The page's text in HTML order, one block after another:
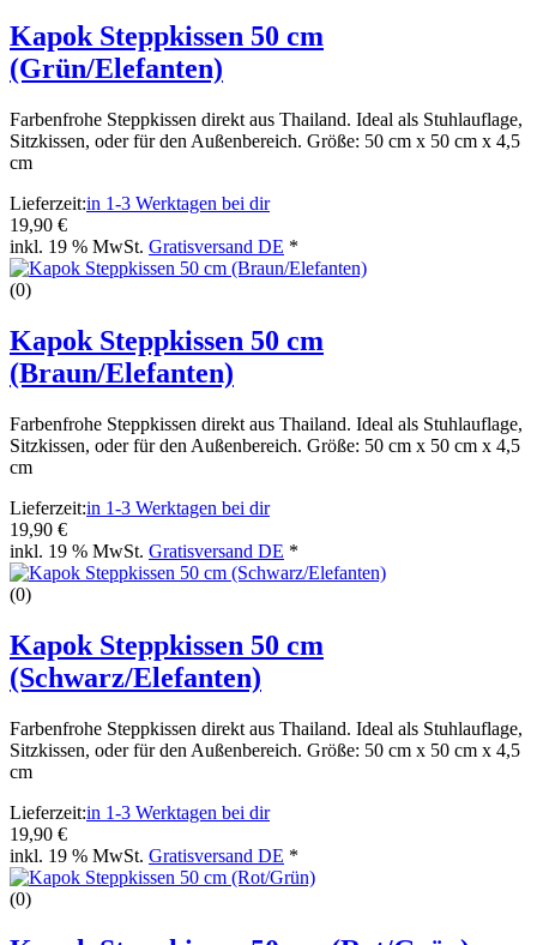
Kapok Steppkissen 50 cm
(Grün/Elefanten)
Farbenfrohe Steppkissen direkt aus Thailand. Ideal als Stuhlauflage,
Sitzkissen, oder für den Außenbereich. Größe: 50 cm x 50 cm x 4,5
cm
Lieferzeit:in 1-3 Werktagen bei dir
19,90 €
inkl. 19 % MwSt. Gratisversand DE *
(0)
Kapok Steppkissen 50 cm
(Braun/Elefanten)
Farbenfrohe Steppkissen direkt aus Thailand. Ideal als Stuhlauflage,
Sitzkissen, oder für den Außenbereich. Größe: 50 cm x 50 cm x 4,5
cm
Lieferzeit:in 1-3 Werktagen bei dir
19,90 €
inkl. 19 % MwSt. Gratisversand DE *
(0)
Kapok Steppkissen 50 cm
(Schwarz/Elefanten)
Farbenfrohe Steppkissen direkt aus Thailand. Ideal als Stuhlauflage,
Sitzkissen, oder für den Außenbereich. Größe: 50 cm x 50 cm x 4,5
cm
Lieferzeit:in 1-3 Werktagen bei dir
19,90 €
inkl. 19 % MwSt. Gratisversand DE *
(0)